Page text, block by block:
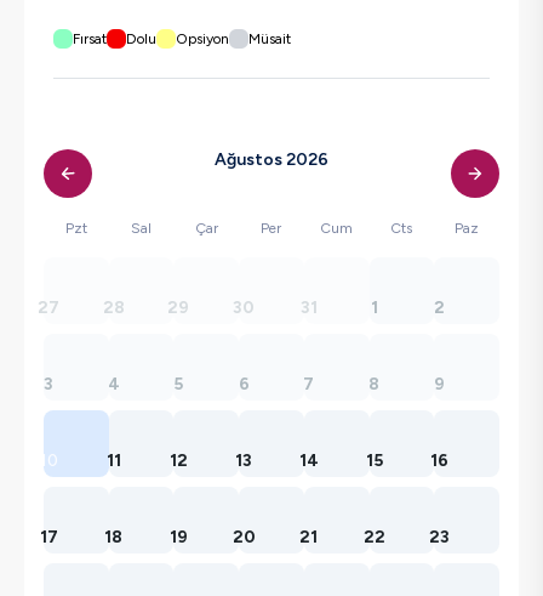
Fırsat Dolu Opsiyon Müsait
Ağustos 2026
Pzt Sal Çar Per Cum Cts Paz
27 28 29 30 31 1 2
3 4 5 6 7 8 9
10 11 12 13 14 15 16
17 18 19 20 21 22 23